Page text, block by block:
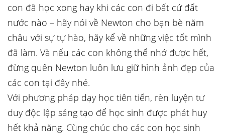
con đã học xong hay khi các con đi bất cứ đất
nước nào – hãy nói về Newton cho bạn bè năm
châu với sự tự hào, hãy kể về những việc tốt mình
đã làm. Và nếu các con không thể nhớ được hết,
đừng quên Newton luôn lưu giữ hình ảnh đẹp của
các con tại đây nhé.
Với phương pháp dạy học tiên tiến, rèn luyện tư
duy độc lập sáng tạo để học sinh được phát huy
hết khả năng. Cùng chúc cho các con học sinh